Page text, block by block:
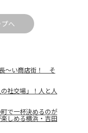
へ
～い商店街！ そ
社交場」！人と人
で一杯決めるのが
しめる横浜・吉田